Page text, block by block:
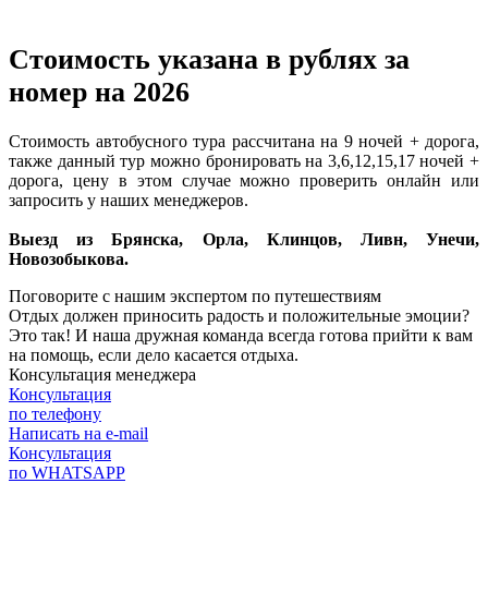
Стоимость указана в рублях за
номер на 2026
Стоимость автобусного тура рассчитана на 9 ночей + дорога,
также данный тур можно бронировать на 3,6,12,15,17 ночей +
дорога, цену в этом случае можно проверить онлайн или
запросить у наших менеджеров.
Выезд из Брянска, Орла, Клинцов, Ливн, Унечи,
Новозобыкова.
Поговорите с нашим экспертом по путешествиям
Отдых должен приносить радость и положительные эмоции?
Это так! И наша дружная команда всегда готова прийти к вам
на помощь, если дело касается отдыха.
Консультация менеджера
Консультация
по телефону
Написать на e-mail
Консультация
по WHATSAPP